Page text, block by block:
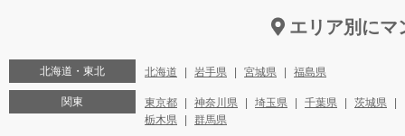
エリア別にマ
北海道・東北 北海道 岩手県 宮城県 福島県
関東 東京都 神奈川県 埼玉県 千葉県
茨城県
栃木県
群馬県